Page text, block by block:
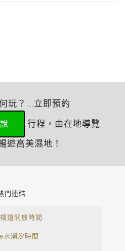
玩？...立即預約
行程，由在地導覽
遊高美濕地！
門連結
道開放時間
水潮汐時間